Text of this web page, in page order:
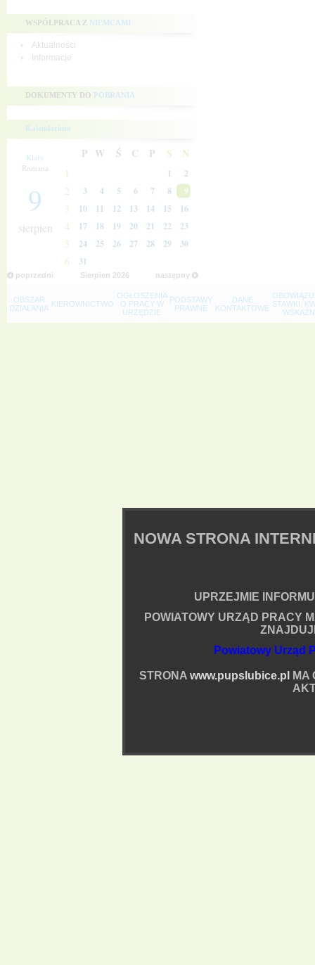
WSPÓŁPRACA Z NIEMCAMI
Aktualności
Informacje
DOKUMENTY DO POBRANIA
Kalendarium
Klary
Romana
9
sierpien
P W Ś C P S N
1 1 2
2 3 4 5 6 7 8 9
3 10 11 12 13 14 15 16
4 17 18 19 20 21 22 23
5 24 25 26 27 28 29 30
6 31
poprzedni następny
Sierpien 2026
OBSZAR
DZIAŁANIA KIEROWNICTWO
OGŁOSZENIA
O PRACY W
URZĘDZIE
PODSTAWY
PRAWNE
DANE
KONTAKTOWE STAWKI,
NOWA STRONA
UPRZEJMIE
POWIATOWY URZĄD PRACY
Powiatowy Urząd
STRONA www.pupslubice.pl
MA